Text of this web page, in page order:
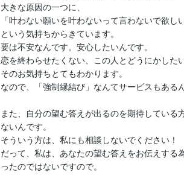
大きな原因の一つに、
「叶わない願いを叶わないって言わないで欲し
という気持ちからきています。
要は不安なんです。安心したいんです。
恋を終わらせたくない、この人とどうにかしたい
そのお気持ちとてもわかります。
なので、「強制縁結び」なんてサービスもある
また、自分の望む答えが出るのを期待している
ないんです。
そういう方は、私にも相談しないでください！
だって、私は、あなたの望む答えをお伝えする
ったのではないですので。